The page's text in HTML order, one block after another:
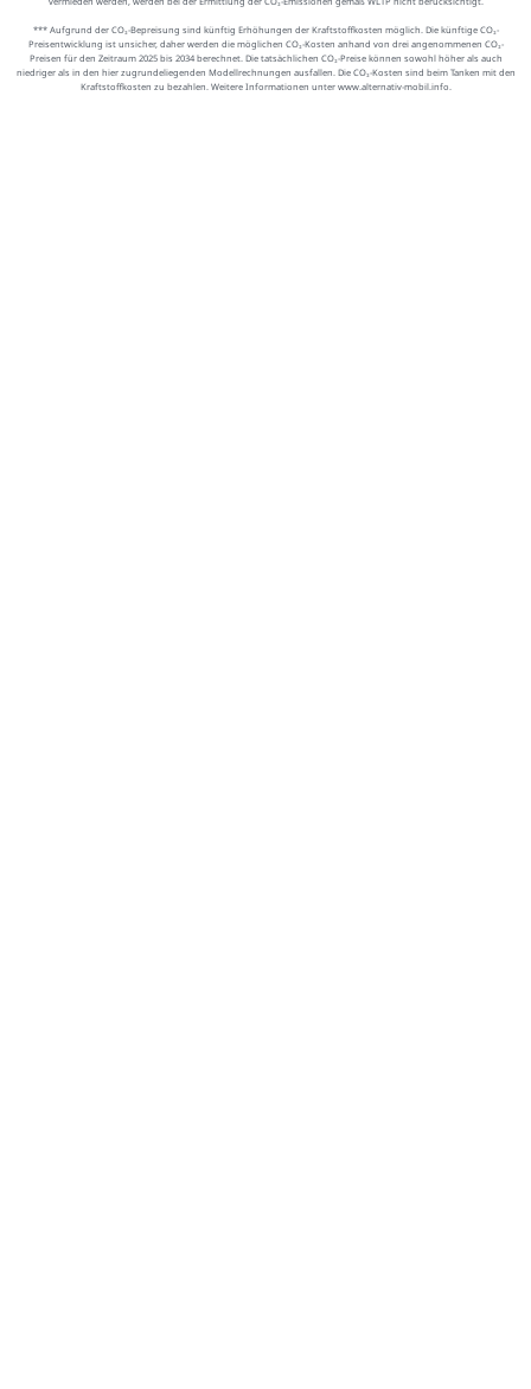
*** Aufgrund der CO₂-Bepreisung sind künftig Erhöhungen der Kraftstoffkosten möglich. Die künftige CO₂-
Preisentwicklung ist unsicher, daher werden die möglichen CO₂-Kosten anhand von drei angenommenen CO₂-
Preisen für den Zeitraum 2025 bis 2034 berechnet. Die tatsächlichen CO₂-Preise können sowohl höher als auch
niedriger als in den hier zugrundeliegenden Modellrechnungen ausfallen. Die CO₂-Kosten sind beim Tanken mit den
Kraftstoffkosten zu bezahlen. Weitere Informationen unter www.alternativ-mobil.info.